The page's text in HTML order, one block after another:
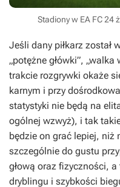
Stadiony w EA FC 24
Jeśli dany piłkarz został
„potężne główki”,
trakcie rozgrywki okaże
karnym i przy
statystyki nie będą na
ogólnej wzwyż), i tak
będzie on grać lepiej, niż
szczególnie do gustu
głową oraz fizyczności,
dryblingu i szybkości